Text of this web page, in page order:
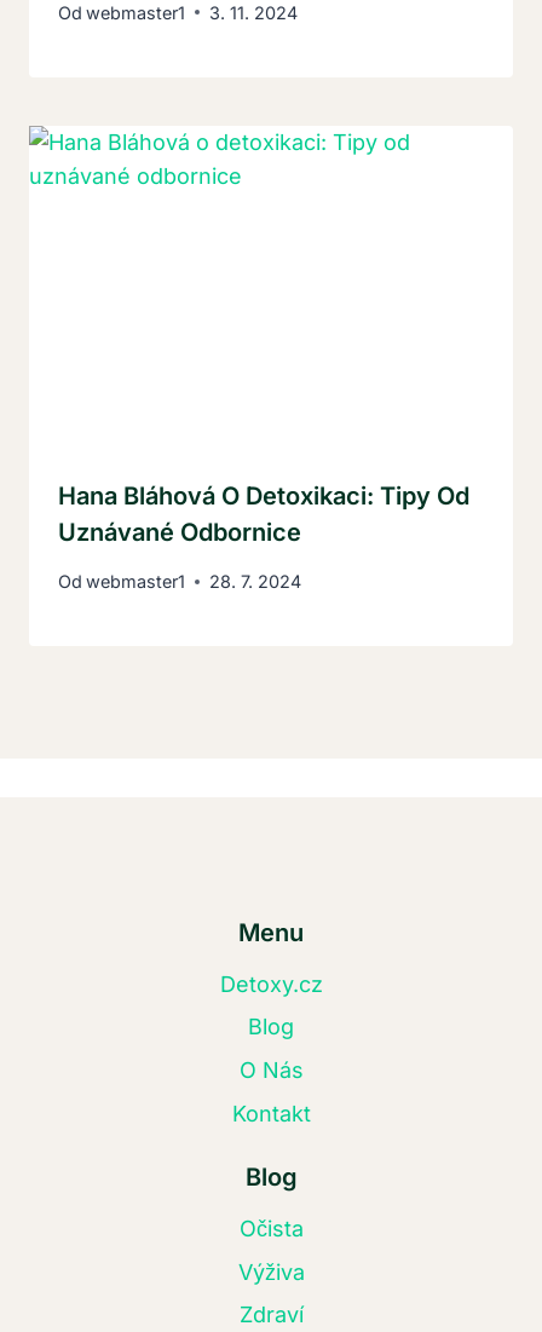
Od webmaster1 3. 11. 2024
Hana Bláhová O Detoxikaci: Tipy Od
Uznávané Odbornice
Od webmaster1 28. 7. 2024
Menu
Detoxy.cz
Blog
O Nás
Kontakt
Blog
Očista
Výživa
Zdraví